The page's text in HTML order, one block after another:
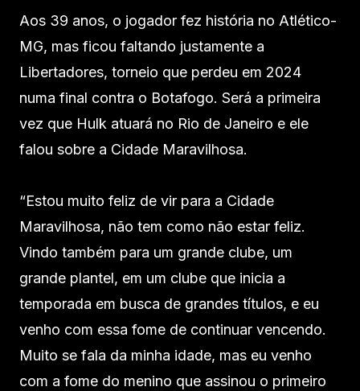
Aos 39 anos, o jogador fez história no Atlético-
MG, mas ficou faltando justamente a
Libertadores, torneio que perdeu em 2024
numa final contra o Botafogo. Será a primeira
vez que Hulk atuará no Rio de Janeiro e ele
falou sobre a Cidade Maravilhosa.
“Estou muito feliz de vir para a Cidade
Maravilhosa, não tem como não estar feliz.
Vindo também para um grande clube, um
grande plantel, em um clube que inicia a
temporada em busca de grandes títulos, e eu
venho com essa fome de continuar vencendo.
Muito se fala da minha idade, mas eu venho
com a fome do menino que assinou o primeiro